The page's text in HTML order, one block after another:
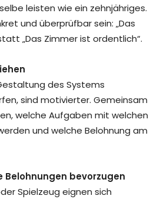
leisten wie ein zehnjähriges.
und überprüfbar sein: „Das
„Das Zimmer ist ordentlich“.
des Systems
sind motivierter. Gemeinsam
welche Aufgaben mit welchen
und welche Belohnung am
bevorzugen
Spielzeug eignen sich